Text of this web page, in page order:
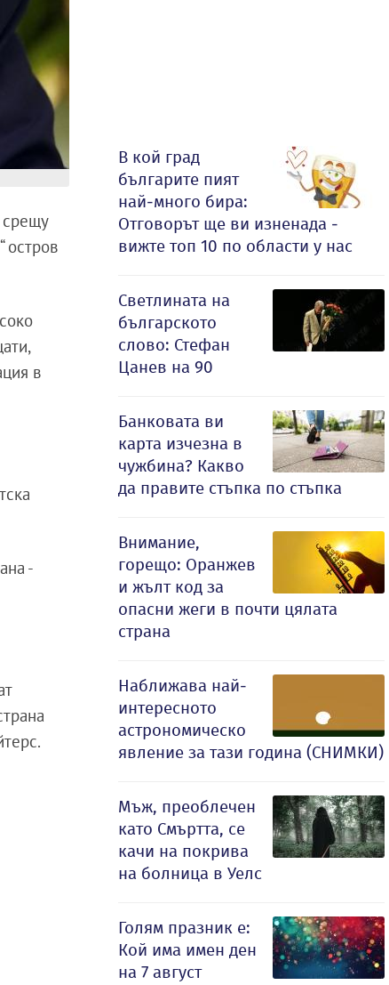
срещу
остров
в
-
В кой град
българите пият
най-много бира:
Отговорът ще ви изненада -
вижте топ 10 по области у нас
Светлината на
българското
слово: Стефан
Цанев на 90
Банковата ви
карта изчезна в
чужбина? Какво
да правите стъпка по стъпка
Внимание,
горещо: Оранжев
и жълт код за
опасни жеги в почти цялата
страна
Наближава най-
интересното
астрономическо
явление за тази година (СНИМКИ)
Мъж, преоблечен
като Смъртта, се
качи на покрива
на болница в Уелс
Голям празник е:
Кой има имен ден
на 7 август